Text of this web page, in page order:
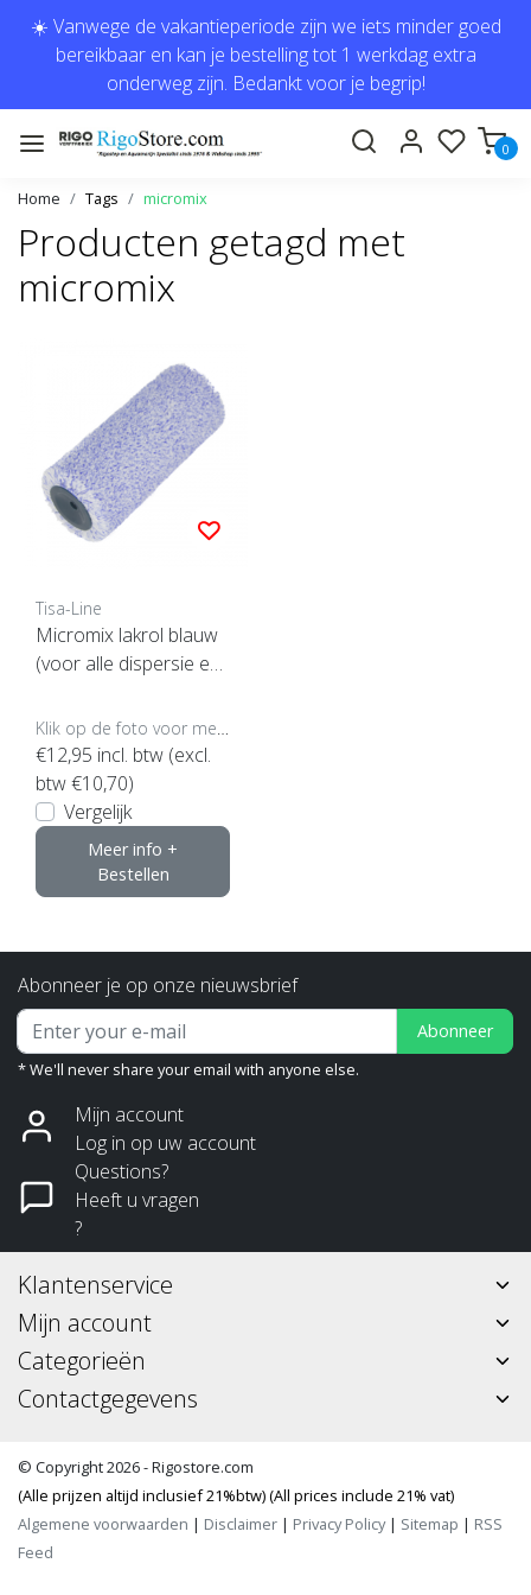
☀️ Vanwege de vakantieperiode zijn we iets minder goed
bereikbaar en kan je bestelling tot 1 werkdag extra
onderweg zijn. Bedankt voor je begrip!
0
Home Tags micromix
Producten getagd met
micromix
Tisa-Line
Micromix lakrol blauw
(voor alle dispersie en l
€12,95 incl. btw (excl.
btw €10,70)
Vergelijk
Meer info +
Bestellen
Abonneer je op onze nieuwsbrief
Abonneer
* We'll never share your email with anyone else.
Mijn account
Log in op uw account
Questions?
Heeft u vragen
?
Klantenservice
Mijn account
Categorieën
Contactgegevens
© Copyright 2026 - Rigostore.com
(Alle prijzen altijd inclusief 21%btw) (All prices include 21% vat)
Algemene voorwaarden | Disclaimer | Privacy Policy| Sitemap | RSS
Feed